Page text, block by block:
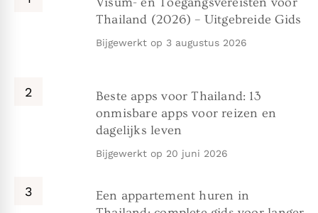
Thailand (2026) – Uitgebreide Gids
Bijgewerkt op 3 augustus 2026
Beste apps voor Thailand: 13
onmisbare apps voor reizen en
dagelijks leven
Bijgewerkt op 20 juni 2026
Een appartement huren in